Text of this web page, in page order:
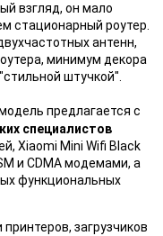
взгляд, он мало
стационарный роутер.
антенн,
минимум декора
штучкой".
предлагается с
специалистов
Xiaomi Mini Wifi Black
и CDMA модемами, а
функциональных
загрузчиков